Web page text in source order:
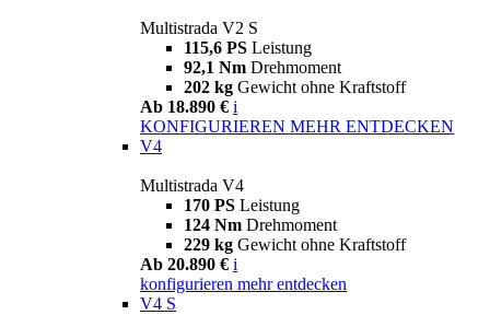
Multistrada V2 S
115,6 PS Leistung
92,1 Nm Drehmoment
202 kg Gewicht ohne Kraftstoff
Ab 18.890 € i
KONFIGURIEREN MEHR ENTDECKEN
V4
Multistrada V4
170 PS Leistung
124 Nm Drehmoment
229 kg Gewicht ohne Kraftstoff
Ab 20.890 € i
konfigurieren mehr entdecken
V4 S